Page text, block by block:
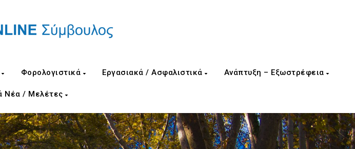
Φορολογιστικά Εργασιακά / Ασφαλιστικά Ανάπτυξη – Εξωστρέφεια
Νέα / Μελέτες